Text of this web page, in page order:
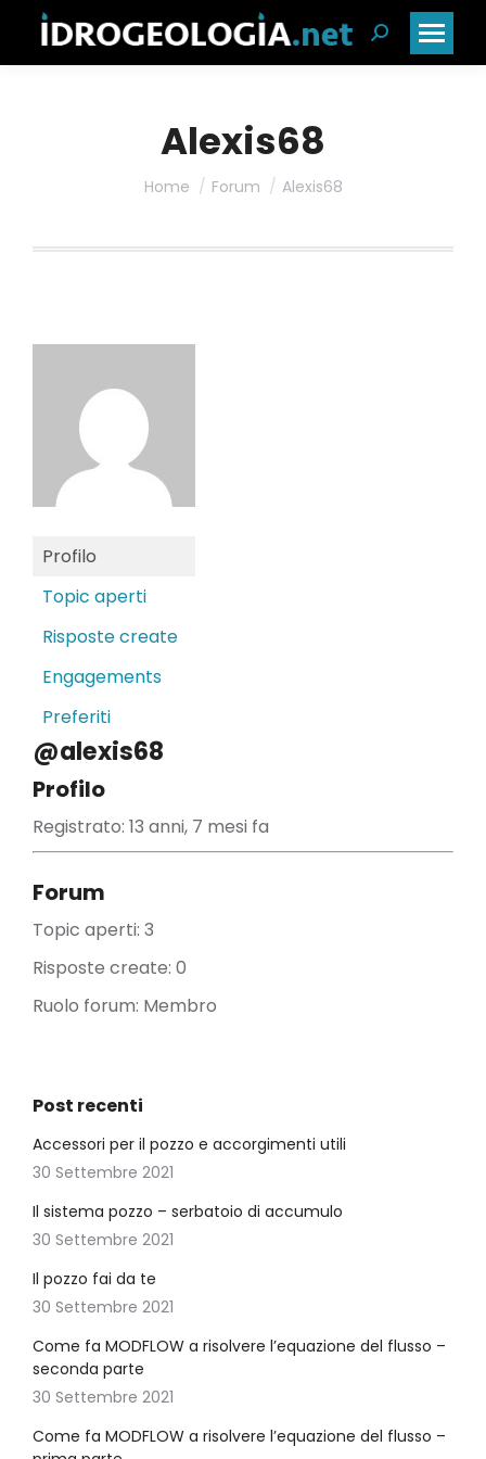
Cerca:
Alexis68
Home Forum Alexis68
Profilo
Topic aperti
Risposte create
Engagements
Preferiti
@alexis68
Profilo
Registrato: 13 anni, 7 mesi fa
Forum
Topic aperti: 3
Risposte create: 0
Ruolo forum: Membro
Post recenti
Accessori per il pozzo e accorgimenti utili
30 Settembre 2021
Il sistema pozzo – serbatoio di accumulo
30 Settembre 2021
Il pozzo fai da te
30 Settembre 2021
Come fa MODFLOW a risolvere l’equazione del flusso –
seconda parte
30 Settembre 2021
Come fa MODFLOW a risolvere l’equazione del flusso –